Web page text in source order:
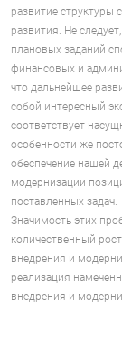
развитие структуры
развития. Не
плановых заданий
финансовых и
что дальнейшее
собой интересный
соответствует
особенности же
обеспечение нашей
модернизации
поставленных задач.
Значимость этих
количественный
внедрения и
реализация
внедрения и